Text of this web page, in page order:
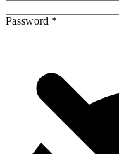
Password *